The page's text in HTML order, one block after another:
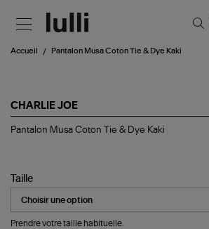
Accueil Pantalon Musa Coton Tie & Dye Kaki
CHARLIE JOE
Pantalon
&
Dye
Kaki
Pantalon Musa Coton Tie & Dye Kaki
Taille
Prendre votre taille habituelle.